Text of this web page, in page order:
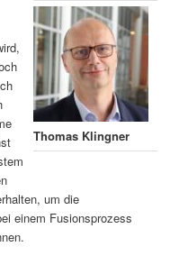
Thomas Klingner
um die
einem Fusionsprozess